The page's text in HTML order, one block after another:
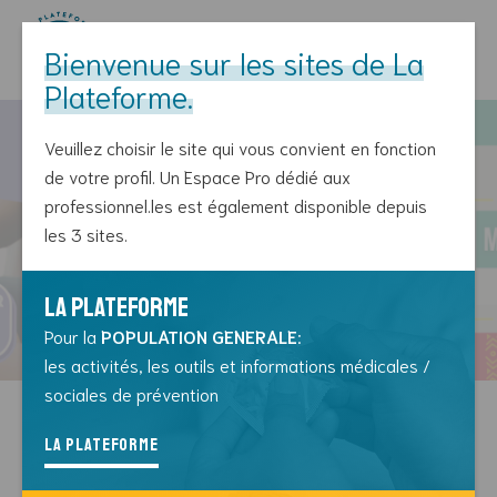
content
La Plateforme engage un·e agent
de terrain
Bienvenue sur les sites de La
Plateforme.
Veuillez choisir le site qui vous convient en fonction
de votre profil. Un Espace Pro dédié aux
professionnel.les est également disponible depuis
les 3 sites.
La Plateforme
Pour la POPULATION GENERALE:
les activités, les outils et informations médicales /
sociales de prévention
La Plateforme